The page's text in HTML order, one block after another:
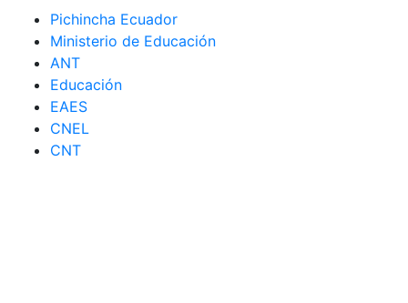
Pichincha Ecuador
Ministerio de Educación
ANT
Educación
EAES
CNEL
CNT